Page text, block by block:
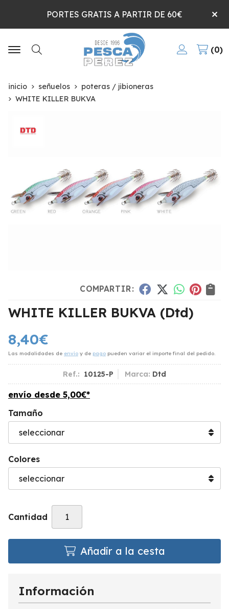
PORTES GRATIS A PARTIR DE 60€
Buscar
0
inicio señuelos
poteras / jibioneras
WHITE KILLER BUKVA
COMPARTIR:
WHITE KILLER BUKVA (Dtd)
8,40€
Las modalidades de envío y de pago pueden variar el importe final del pedido.
Ref.: 10125-P Marca: Dtd
envío desde 5,00€*
Tamaño
Colores
Cantidad
Añadir a la cesta
Información